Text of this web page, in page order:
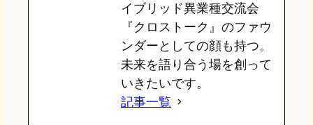
イブリッド異業種交流会
『クロストーク』のファウ
ンダーとしての顔も持つ。
未来を語り合う場を創って
いきたいです。
記事一覧